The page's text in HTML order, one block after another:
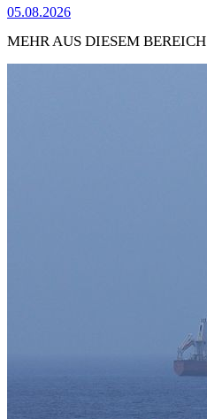
05.08.2026
MEHR AUS DIESEM BEREICH